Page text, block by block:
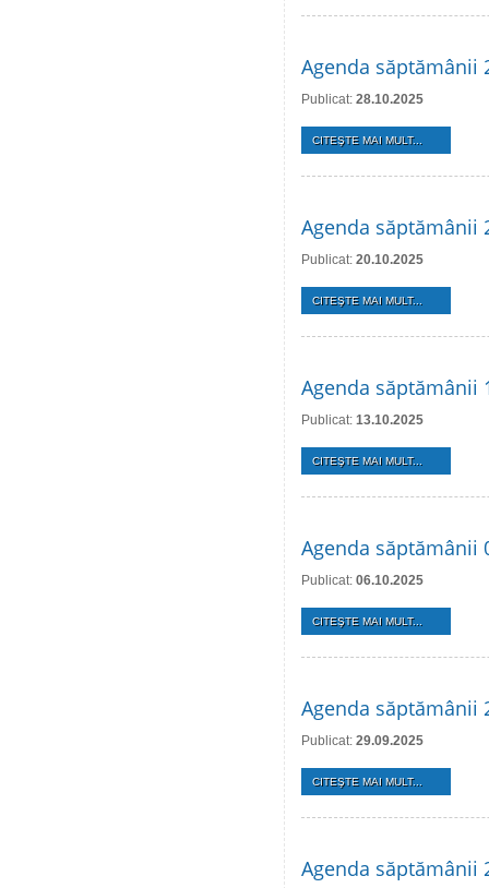
Agenda săptămânii
Publicat: 28.10.2025
CITEŞTE MAI MULT...
Agenda săptămânii
Publicat: 20.10.2025
CITEŞTE MAI MULT...
Agenda săptămânii
Publicat: 13.10.2025
CITEŞTE MAI MULT...
Agenda săptămânii
Publicat: 06.10.2025
CITEŞTE MAI MULT...
Agenda săptămânii
Publicat: 29.09.2025
CITEŞTE MAI MULT...
Agenda săptămânii